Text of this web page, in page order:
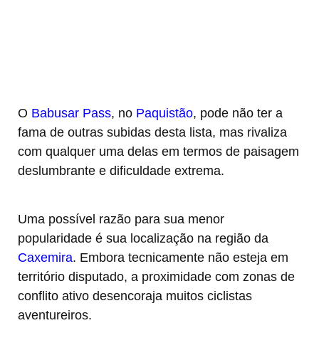
O Babusar Pass, no Paquistão, pode não ter a
fama de outras subidas desta lista, mas rivaliza
com qualquer uma delas em termos de paisagem
deslumbrante e dificuldade extrema.
Uma possível razão para sua menor
popularidade é sua localização na região da
Caxemira. Embora tecnicamente não esteja em
território disputado, a proximidade com zonas de
conflito ativo desencoraja muitos ciclistas
aventureiros.